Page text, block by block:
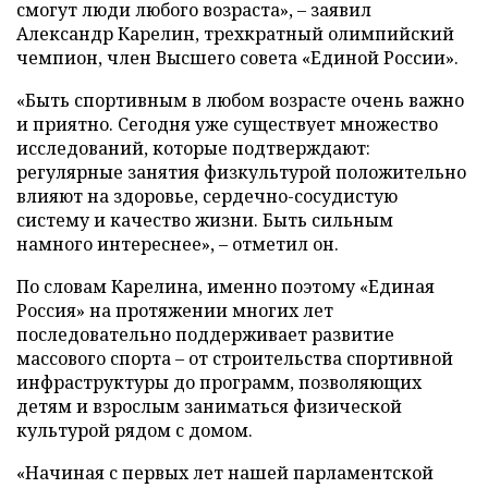
смогут люди любого возраста», – заявил
Александр Карелин, трехкратный олимпийский
чемпион, член Высшего совета «Единой России».
«Быть спортивным в любом возрасте очень важно
и приятно. Сегодня уже существует множество
исследований, которые подтверждают:
регулярные занятия физкультурой положительно
влияют на здоровье, сердечно-сосудистую
систему и качество жизни. Быть сильным
намного интереснее», – отметил он.
По словам Карелина, именно поэтому «Единая
Россия» на протяжении многих лет
последовательно поддерживает развитие
массового спорта – от строительства спортивной
инфраструктуры до программ, позволяющих
детям и взрослым заниматься физической
культурой рядом с домом.
«Начиная с первых лет нашей парламентской